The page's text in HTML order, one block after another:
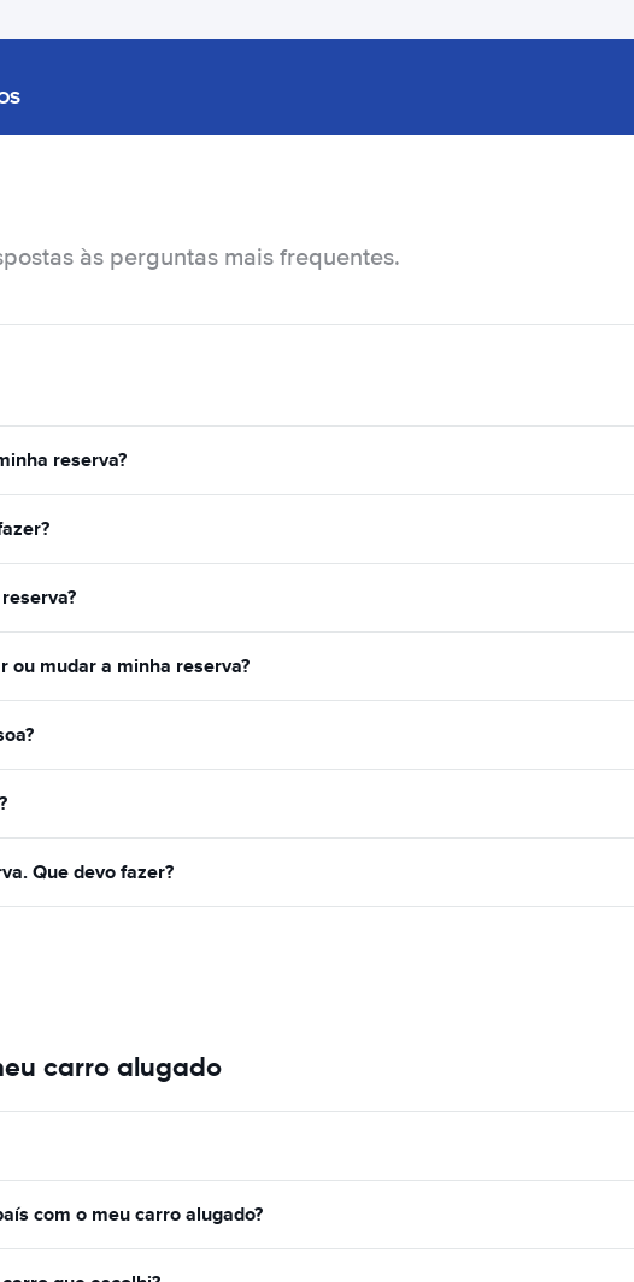
às perguntas mais frequentes.
reserva?
ou mudar a minha reserva?
Que devo fazer?
carro alugado
com o meu carro alugado?